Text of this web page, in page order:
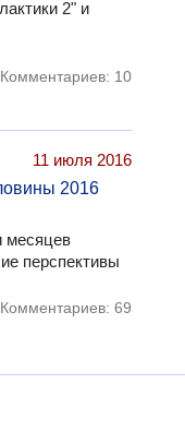
2" и
Комментариев: 10
11 июля 2016
2016
месяцев
перспективы
Комментариев: 69